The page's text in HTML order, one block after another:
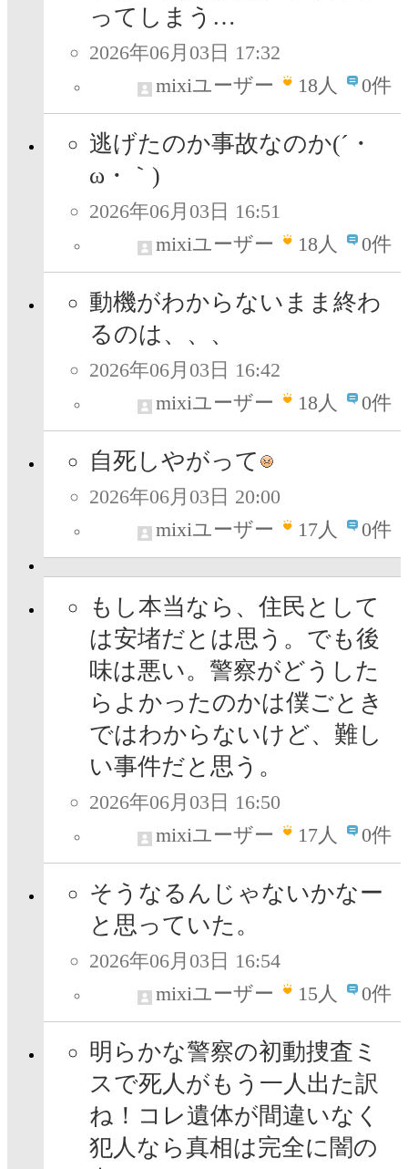
ってしまう…
2026年06月03日 17:32
mixiユーザー
18人 0件
逃げたのか事故なのか(´・
ω・｀)
2026年06月03日 16:51
mixiユーザー
18人 0件
動機がわからないまま終わ
るのは、、、
2026年06月03日 16:42
mixiユーザー
18人 0件
自死しやがって
2026年06月03日 20:00
mixiユーザー
17人 0件
もし本当なら、住民として
は安堵だとは思う。でも後
味は悪い。警察がどうした
らよかったのかは僕ごとき
ではわからないけど、難し
い事件だと思う。
2026年06月03日 16:50
mixiユーザー
17人 0件
そうなるんじゃないかなー
と思っていた。
2026年06月03日 16:54
mixiユーザー
15人 0件
明らかな警察の初動捜査ミ
スで死人がもう一人出た訳
ね！コレ遺体が間違いなく
犯人なら真相は完全に闇の